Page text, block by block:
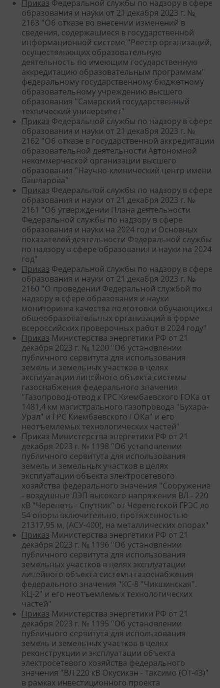
Приказ Федеральной службы по надзору в сфере
образования и науки от 21 декабря 2023 г. №
2163 "Об отказе во внесении изменений в
сведения, содержащиеся в государственной
информационной системе "Реестр организаций,
осуществляющих образовательную
деятельность по имеющим государственную
аккредитацию образовательным программам"
федеральному государственному бюджетному
образовательному учреждению высшего
образования "Самарский государственный
технический университет"
Приказ Федеральной службы по надзору в сфере
образования и науки от 21 декабря 2023 г. №
2162 "Об отказе в государственной аккредитации
образовательной деятельности Автономной
некоммерческой организации высшего
образования "Научно-клинический центр имени
Башларова"
Приказ Федеральной службы по надзору в сфере
образования и науки от 21 декабря 2023 г. №
2161 "Об утверждении Плана деятельности
Федеральной службы по надзору в сфере
образования и науки на 2024 год и Основных
показателей деятельности Федеральной службы
по надзору в сфере образования и науки на 2024
год"
Приказ Федеральной службы по надзору в сфере
образования и науки от 21 декабря 2023 г. №
2160 "О проведении Федеральной службой по
надзору в сфере образования и науки
мониторинга качества подготовки обучающихся
общеобразовательных организаций в форме
всероссийских проверочных работ в 2024 году"
Приказ Министерства энергетики РФ от 21
декабря 2023 г. № 1200 "Об установлении
публичного сервитута для использования
земель и земельных участков в целях
эксплуатации линейного объекта системы
газоснабжения федерального значения
"Газопровод-отвод к ГРС Киембаевского ГОКа от
1481,4 км магистрального газопровода "Бухара-
Урал" и ГРС Киембаевского ГОКа" и его
неотъемлемых технологических частей"
Приказ Министерства энергетики РФ от 21
декабря 2023 г. № 1198 "Об установлении
публичного сервитута для использования
земель и земельных участков в целях
эксплуатации объекта электросетевого
хозяйства федерального значения "Сооружение
- воздушные ЛЭП высокого напряжения ВЛ - 220
кВ "Черепеть - Спутник" от Черепетской ГРЭС до
54 опоры включительно, протяженностью
21317,95 м, (АСУ-400), на металлических опорах"
Приказ Министерства энергетики РФ от 21
декабря 2023 г. № 1196 "Об установлении
публичного сервитута для использования
земельных участков в целях эксплуатации
линейного объекта системы газоснабжения
федерального значения "КС-8 "Чикшинская".
КЦ-2" и его неотъемлемых технологических
частей"
Приказ Министерства энергетики РФ от 21
декабря 2023 г. № 1195 "Об установлении
публичного сервитута для использования
земель и земельных участков в целях
реконструкции и эксплуатации объекта
электросетевого хозяйства федерального
значения "ВЛ 220 кВ Окусикан - Таксимо (OT-43)"
в рамках инвестиционного проекта